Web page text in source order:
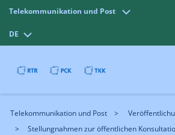
Telekommunikation und Post
DE
Telekommunikation und Post
Stellungnahmen zur öffentlichen